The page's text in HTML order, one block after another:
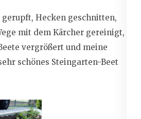
Hecken geschnitten,
mit dem Kärcher gereinigt,
vergrößert und meine
schönes Steingarten-Beet